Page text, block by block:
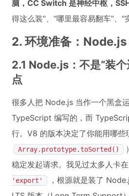
脑，CC Switch 是神经中枢，
得这么装”、“哪里最容易翻车”、
2. 环境准备：
2.1 Node.js：不是“装
点
很多人把 Node.js 当作一个黑盒
TypeScript 编写的，而
行。V8 的版本决定了你能用哪些
Array.prototype.toSorted()
稳定发起请求。我见过太多人卡在
'export'
，根源就是装了